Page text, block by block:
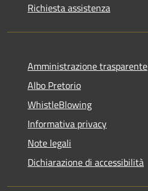
Richiesta assistenza
Amministrazione trasparente
Albo Pretorio
WhistleBlowing
Informativa privacy
Note legali
Dichiarazione di accessibilità